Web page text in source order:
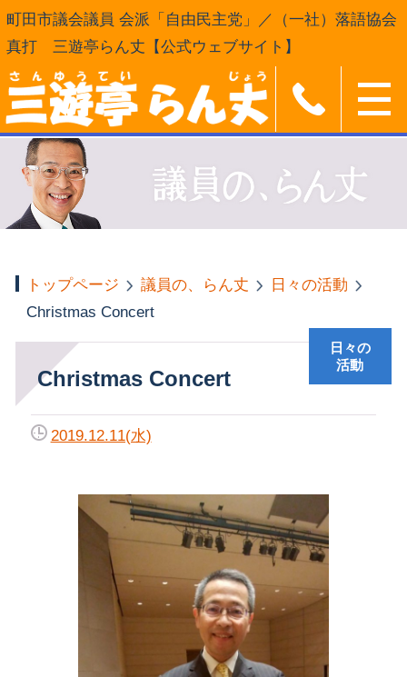
町田市議会議員 会派「自由民主党」／（一社）落語協会
真打 三遊亭らん丈【公式ウェブサイト】
トップページ 議員の、らん丈
日々の活動
Christmas Concert
Christmas Concert
日々の
活動
2019.12.11(水)